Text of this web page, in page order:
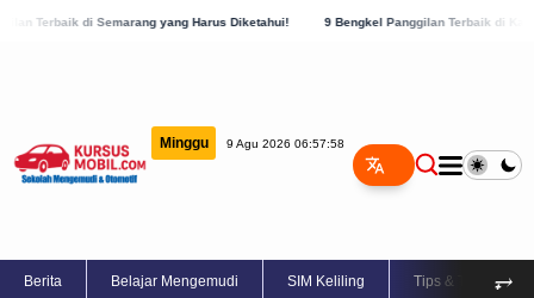
yang Harus Diketahui! 9 Bengkel Panggilan Terbaik di Kabupaten
Minggu 9 Agu 2026 06:57:58
Berita Belajar Mengemudi SIM Keliling Tips & Trik ⥅